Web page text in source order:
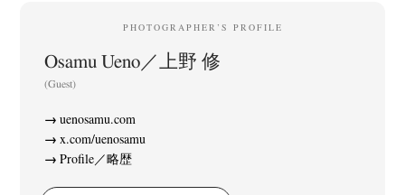
PHOTOGRAPHER’S PROFILE
Osamu Ueno／上野 修
(Guest)
uenosamu.com
x.com/uenosamu
Profile／略歴